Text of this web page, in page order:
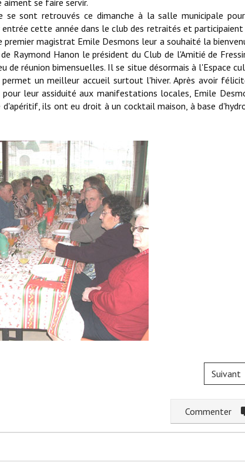
se faire servir.
sont retrouvés ce dimanche à la salle municipale
cette année dans le club des retraités et participaient
magistrat Emile Desmons leur a souhaité la
Raymond Hanon le président du Club de l'Amitié de
de réunion bimensuelles. Il se situe désormais à l'Espace
un meilleur accueil surtout l'hiver. Après avoir
leur assiduité aux manifestations locales, Emile
ils ont eu droit à un cocktail maison, à base
Suivant